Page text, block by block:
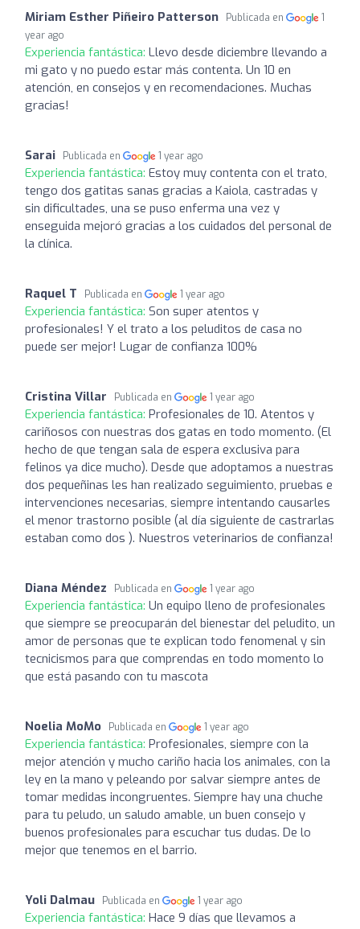
Miriam Esther Piñeiro Patterson Publicada en
1
year ago
Experiencia fantástica: Llevo desde diciembre llevando a
mi gato y no puedo estar más contenta. Un 10 en
atención, en consejos y en recomendaciones. Muchas
gracias!
Sarai Publicada en 1 year ago
Experiencia fantástica: Estoy muy contenta con el trato,
tengo dos gatitas sanas gracias a Kaiola, castradas y
sin dificultades, una se puso enferma una vez y
enseguida mejoró gracias a los cuidados del personal de
la clínica.
Raquel T Publicada en 1 year ago
Experiencia fantástica: Son super atentos y
profesionales! Y el trato a los peluditos de casa no
puede ser mejor! Lugar de confianza 100%
Cristina Villar Publicada en 1 year ago
Experiencia fantástica: Profesionales de 10. Atentos y
cariñosos con nuestras dos gatas en todo momento. (El
hecho de que tengan sala de espera exclusiva para
felinos ya dice mucho). Desde que adoptamos a nuestras
dos pequeñinas les han realizado seguimiento, pruebas e
intervenciones necesarias, siempre intentando causarles
el menor trastorno posible (al día siguiente de castrarlas
estaban como dos ). Nuestros veterinarios de confianza!
Diana Méndez Publicada en 1 year ago
Experiencia fantástica: Un equipo lleno de profesionales
que siempre se preocuparán del bienestar del peludito, un
amor de personas que te explican todo fenomenal y sin
tecnicismos para que comprendas en todo momento lo
que está pasando con tu mascota
Noelia MoMo Publicada en 1 year ago
Experiencia fantástica: Profesionales, siempre con la
mejor atención y mucho cariño hacia los animales, con la
ley en la mano y peleando por salvar siempre antes de
tomar medidas incongruentes. Siempre hay una chuche
para tu peludo, un saludo amable, un buen consejo y
buenos profesionales para escuchar tus dudas. De lo
mejor que tenemos en el barrio.
Yoli Dalmau Publicada en 1 year ago
Experiencia fantástica: Hace 9 días que llevamos a